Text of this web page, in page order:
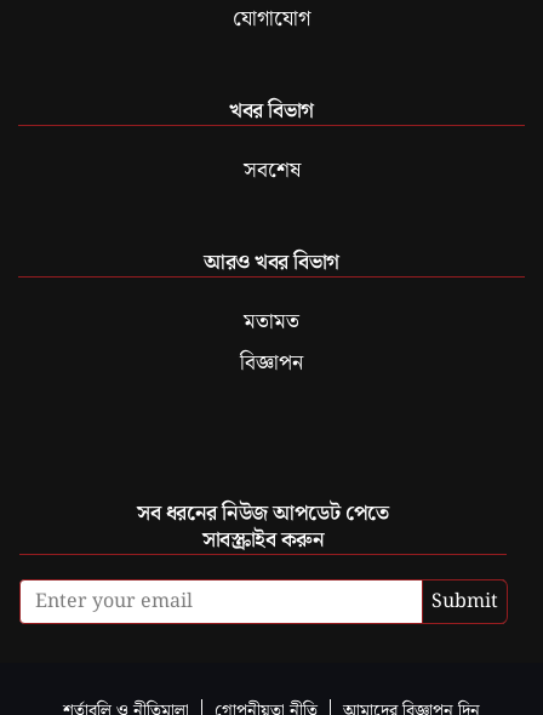
যোগাযোগ
খবর বিভাগ
সবশেষ
আরও খবর বিভাগ
মতামত
বিজ্ঞাপন
সব ধরনের নিউজ আপডেট পেতে
সাবস্ক্রাইব করুন
Submit